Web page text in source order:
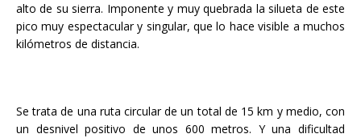
alto de su sierra. Imponente y muy quebrada la silueta de este
pico muy espectacular y singular, que lo hace visible a muchos
kilómetros de distancia.
Se trata de una ruta circular de un total de 15 km y medio, con
un desnivel positivo de unos 600 metros. Y una dificultad